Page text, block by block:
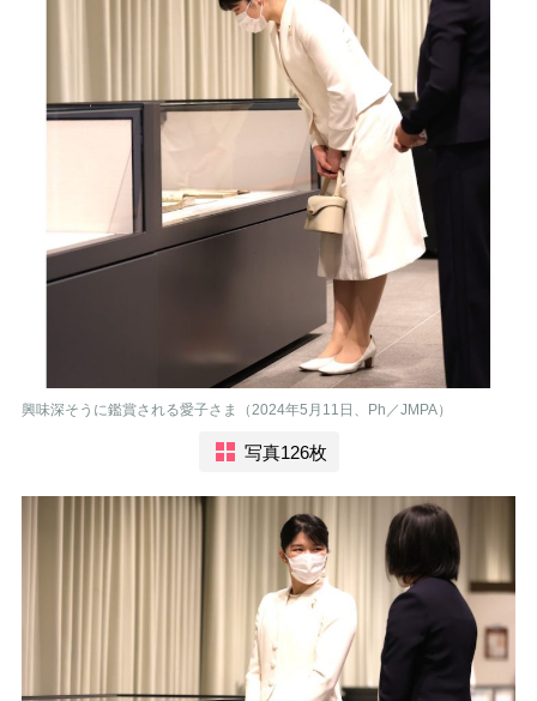
興味深そうに鑑賞される愛子さま（2024年5月11日、Ph／JMPA）
写真126枚